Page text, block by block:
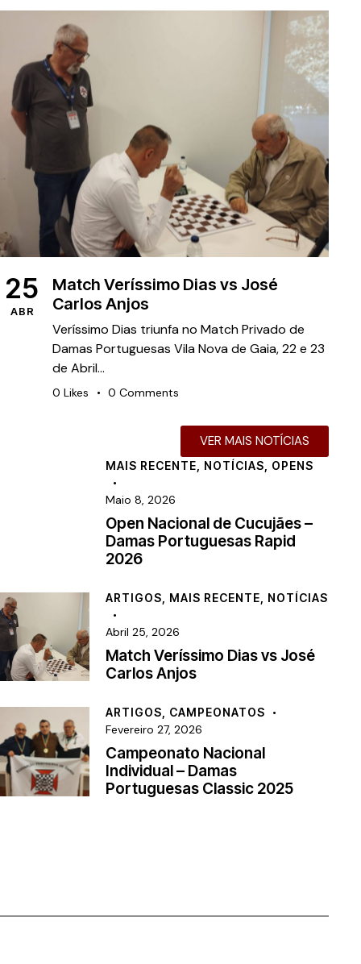
ARTIGOS ,
NOTÍCIAS
25
ABR
Match Veríssimo Dias vs José
Carlos Anjos
Veríssimo Dias triunfa no Match Privado de
Damas Portuguesas Vila Nova de Gaia, 22 e 23
de Abril…
0 Likes 0 Comments
VER MAIS NOTÍCIAS
MAIS RECENTE NOTÍCIAS OPENS
Maio 8, 2026
Open Nacional de Cucujães –
Damas Portuguesas Rapid
2026
ARTIGOS MAIS RECENTE NOTÍCIAS
Abril 25, 2026
Match Veríssimo Dias vs José
Carlos Anjos
ARTIGOS CAMPEONATOS
Fevereiro 27, 2026
Campeonato Nacional
Individual – Damas
Portuguesas Classic 2025